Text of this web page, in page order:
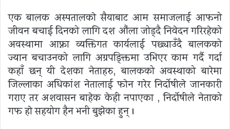
एक बालक अस्पतालकाे सैयाबाट आम समाजलाई आफनो
जीवन बचाई दिनको लागि दश औंला जोड्दै निवेदन गरिरहेको
अवस्थामा आफ्ना व्यक्तिगत कार्यलाई पछ्याउँदै बालकको
ज्यान बचाउनको लागि अग्रपङ्क्तिमा उभिएर काम गर्दै गर्दा
कहाँ छन् यी देशका नेताहरु, बालकको अवस्थाको बारेमा
जिल्लाका अधिकांश नेतालाई फाेन गरेर निर्दोषीले जानकारी
गराए तर अशवासन बाहेक केही नपाएका , निर्दोषीले नेताको
गफ हाे सहयोग हैन भनी बुझेका हुन् ।